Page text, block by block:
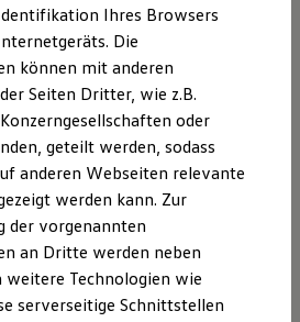
Kollektion
Drop
und HU/AU
Ihres Browsers
Die
können mit anderen
Seiten Dritter, wie z.B.
oder
geteilt werden, sodass
anderen Webseiten relevante
werden kann. Zur
der vorgenannten
an Dritte werden neben
weitere Technologien wie
serverseitige Schnittstellen